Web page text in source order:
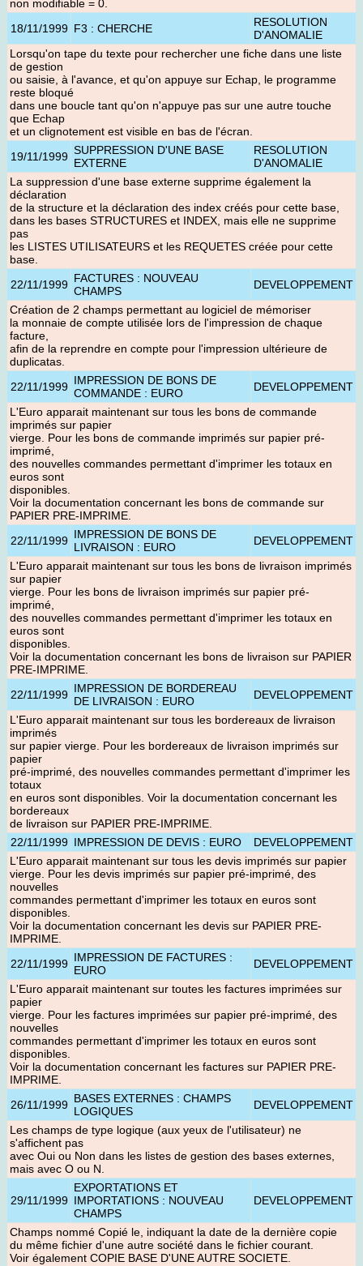
non modifiable = 0.
18/11/1999 F3 : CHERCHE
RESOLUTION
D'ANOMALIE
Lorsqu'on tape du texte pour rechercher une fiche dans une liste
de gestion
ou saisie, à l'avance, et qu'on appuye sur Echap, le programme
reste bloqué
dans une boucle tant qu'on n'appuye pas sur une autre touche
que Echap
et un clignotement est visible en bas de l'écran.
19/11/1999 SUPPRESSION D'UNE BASE
EXTERNE
RESOLUTION
D'ANOMALIE
La suppression d'une base externe supprime également la
déclaration
de la structure et la déclaration des index créés pour cette base,
dans les bases STRUCTURES et INDEX, mais elle ne supprime
pas
les LISTES UTILISATEURS et les REQUETES créée pour cette
base.
22/11/1999 FACTURES : NOUVEAU
CHAMPS
DEVELOPPEMENT
Création de 2 champs permettant au logiciel de mémoriser
la monnaie de compte utilisée lors de l'impression de chaque
facture,
afin de la reprendre en compte pour l'impression ultérieure de
duplicatas.
22/11/1999 IMPRESSION DE BONS DE
COMMANDE : EURO
DEVELOPPEMENT
L'Euro apparait maintenant sur tous les bons de commande
imprimés sur papier
vierge. Pour les bons de commande imprimés sur papier pré-
imprimé,
des nouvelles commandes permettant d'imprimer les totaux en
euros sont
disponibles.
Voir la documentation concernant les bons de commande sur
PAPIER PRE-IMPRIME.
22/11/1999 IMPRESSION DE BONS DE
LIVRAISON : EURO
DEVELOPPEMENT
L'Euro apparait maintenant sur tous les bons de livraison imprimés
sur papier
vierge. Pour les bons de livraison imprimés sur papier pré-
imprimé,
des nouvelles commandes permettant d'imprimer les totaux en
euros sont
disponibles.
Voir la documentation concernant les bons de livraison sur PAPIER
PRE-IMPRIME.
22/11/1999 IMPRESSION DE BORDEREAU
DE LIVRAISON : EURO
DEVELOPPEMENT
L'Euro apparait maintenant sur tous les bordereaux de livraison
imprimés
sur papier vierge. Pour les bordereaux de livraison imprimés sur
papier
pré-imprimé, des nouvelles commandes permettant d'imprimer les
totaux
en euros sont disponibles. Voir la documentation concernant les
bordereaux
de livraison sur PAPIER PRE-IMPRIME.
22/11/1999 IMPRESSION DE DEVIS : EURO
DEVELOPPEMENT
L'Euro apparait maintenant sur tous les devis imprimés sur papier
vierge. Pour les devis imprimés sur papier pré-imprimé, des
nouvelles
commandes permettant d'imprimer les totaux en euros sont
disponibles.
Voir la documentation concernant les devis sur PAPIER PRE-
IMPRIME.
22/11/1999 IMPRESSION DE FACTURES :
EURO
DEVELOPPEMENT
L'Euro apparait maintenant sur toutes les factures imprimées sur
papier
vierge. Pour les factures imprimées sur papier pré-imprimé, des
nouvelles
commandes permettant d'imprimer les totaux en euros sont
disponibles.
Voir la documentation concernant les factures sur PAPIER PRE-
IMPRIME.
26/11/1999 BASES EXTERNES : CHAMPS
LOGIQUES
DEVELOPPEMENT
Les champs de type logique (aux yeux de l'utilisateur) ne
s'affichent pas
avec Oui ou Non dans les listes de gestion des bases externes,
mais avec O ou N.
29/11/1999
EXPORTATIONS ET
IMPORTATIONS : NOUVEAU
CHAMPS
DEVELOPPEMENT
Champs nommé Copié le, indiquant la date de la dernière copie
du même fichier d'une autre société dans le fichier courant.
Voir également COPIE BASE D'UNE AUTRE SOCIETE.